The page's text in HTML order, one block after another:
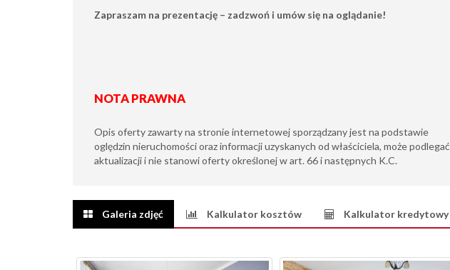
Zapraszam na prezentację – zadzwoń i umów się na oglądanie!
NOTA PRAWNA
Opis oferty zawarty na stronie internetowej sporządzany jest na podstawie
oględzin nieruchomości oraz informacji uzyskanych od właściciela, może podlegać
aktualizacji i nie stanowi oferty określonej w art. 66 i następnych K.C.
Galeria zdjęć Kalkulator kosztów Kalkulator kredytowy